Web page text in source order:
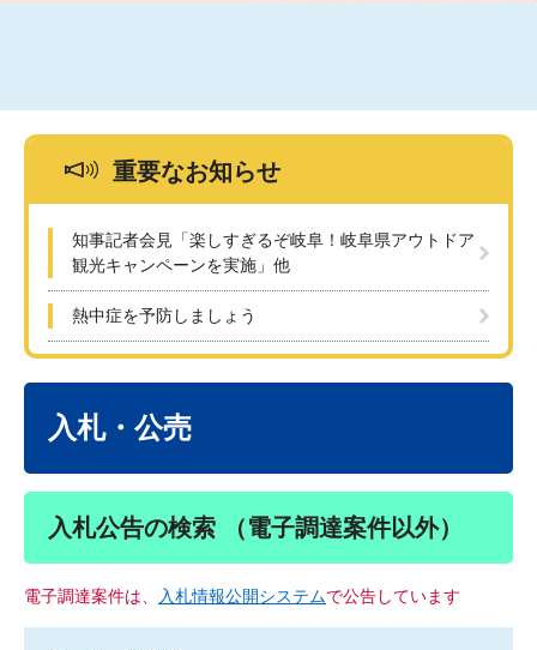
重要なお知らせ
知事記者会見「楽しすぎるぞ岐阜！岐阜県アウトドア
観光キャンペーンを実施」他
熱中症を予防しましょう
入札・公売
入札公告の検索 （電子調達案件以外）
電子調達案件は、 入札情報公開システムで公告しています